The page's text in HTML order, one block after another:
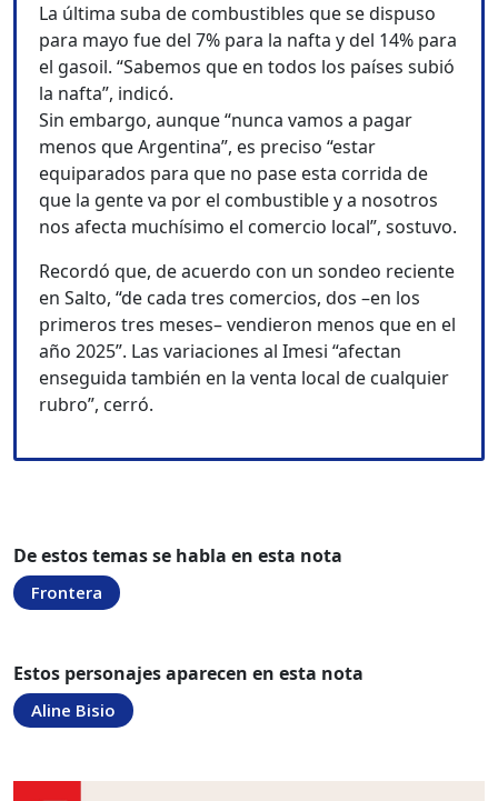
La última suba de combustibles que se dispuso
para mayo fue del 7% para la nafta y del 14% para
el gasoil. “Sabemos que en todos los países subió
la nafta”, indicó.
Sin embargo, aunque “nunca vamos a pagar
menos que Argentina”, es preciso “estar
equiparados para que no pase esta corrida de
que la gente va por el combustible y a nosotros
nos afecta muchísimo el comercio local”, sostuvo.
Recordó que, de acuerdo con un sondeo reciente
en Salto, “de cada tres comercios, dos –en los
primeros tres meses– vendieron menos que en el
año 2025”. Las variaciones al Imesi “afectan
enseguida también en la venta local de cualquier
rubro”, cerró.
De estos temas se habla en esta nota
Frontera
Estos personajes aparecen en esta nota
Aline Bisio